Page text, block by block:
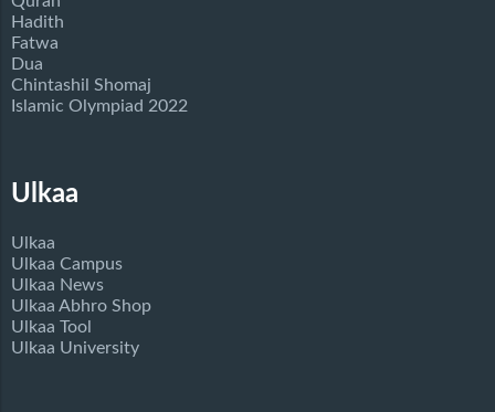
Hadith
Fatwa
Dua
Chintashil Shomaj
Islamic Olympiad 2022
Ulkaa
Ulkaa
Ulkaa Campus
Ulkaa News
Ulkaa Abhro Shop
Ulkaa Tool
Ulkaa University